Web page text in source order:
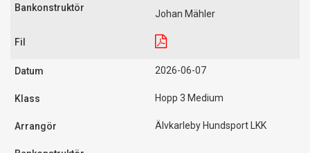
Johan Mähler
2026-06-07
Hopp 3 Medium
Älvkarleby Hundsport LKK